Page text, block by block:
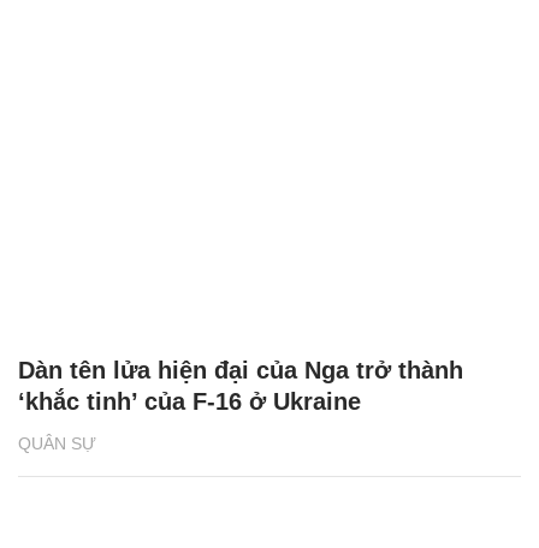
QUÂN SỰ
Dàn tên lửa hiện đại của Nga trở thành
‘khắc tinh’ của F-16 ở Ukraine